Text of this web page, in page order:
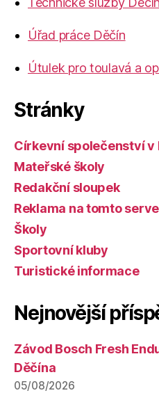
Úřad práce Děčín
Útulek pro toulavá a
Stránky
Církevní společenství v
Mateřské školy
Redakční sloupek
Reklama na tomto
Školy
Sportovní kluby
Turistické informace
Nejnovější
Závod Bosch Fresh
Děčína
05/08/2026